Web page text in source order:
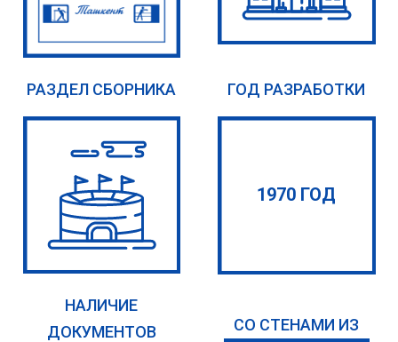
РАЗДЕЛ СБОРНИКА ГОД РАЗРАБОТКИ
1970 ГОД
НАЛИЧИЕ
ДОКУМЕНТОВ
СО СТЕНАМИ ИЗ